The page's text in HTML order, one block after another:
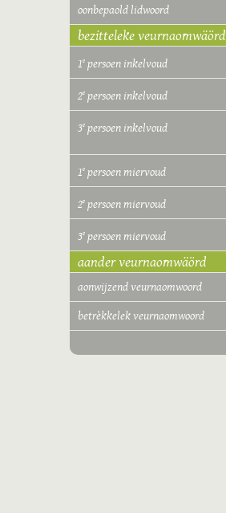
oonbepaold lidwoord
bezitteleke veurnaomwäörd
1e persoen inkelvoud
2e persoen inkelvoud
3e persoen inkelvoud
1e persoen miervoud
2e persoen miervoud
3e persoen miervoud
aander veurnaomwäörd
aonwijzend veurnaomwoord
betrèkkelek veurnaomwoord